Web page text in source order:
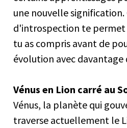
une nouvelle signification.
d'introspection te permet
tu as compris avant de
évolution avec davantage
Vénus en Lion carré au
Vénus, la planète qui
traverse actuellement le